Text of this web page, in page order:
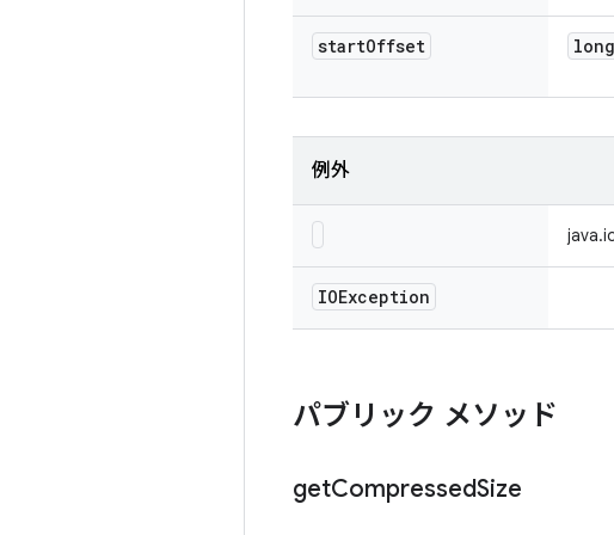
startOffset long
例外
IOException
パブリック メソッド
getCompressedSize